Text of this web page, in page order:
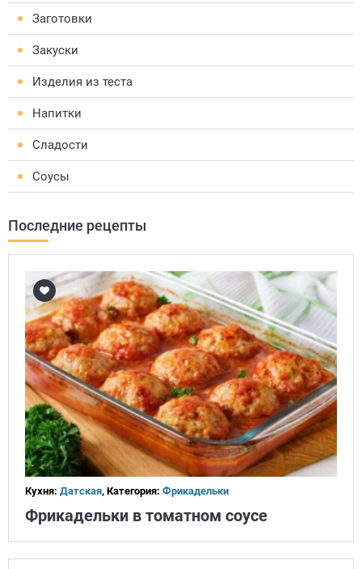
Заготовки
Закуски
Изделия из теста
Напитки
Сладости
Соусы
Последние рецепты
Кухня: Датская, Категория: Фрикадельки
Фрикадельки в томатном соусе